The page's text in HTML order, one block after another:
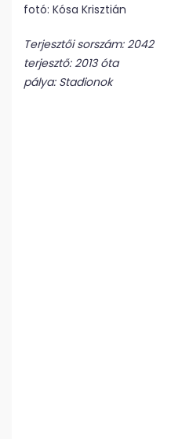
fotó: Kósa Krisztián
Terjesztői sorszám: 2042
terjesztő: 2013 óta
pálya: Stadionok